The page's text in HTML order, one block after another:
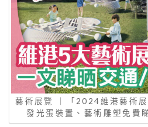
藝術展覽 ｜「2024維港藝術
發光蛋裝置、藝術雕塑免費